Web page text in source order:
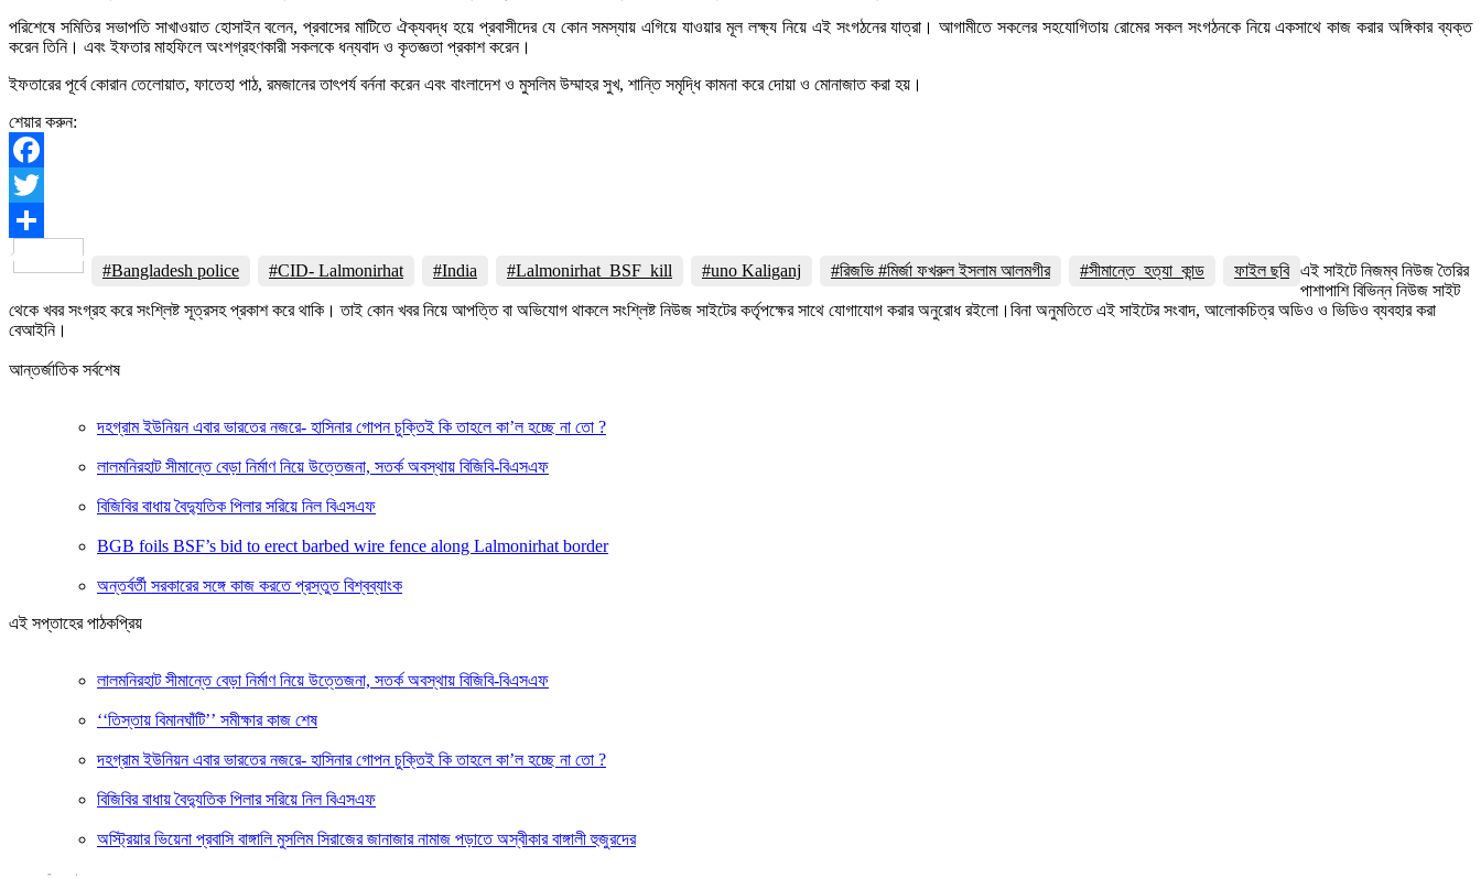
পরিশেষে সমিতির সভাপতি সাখাওয়াত হোসাইন বলেন, প্রবাসের মাটিতে ঐক্যবদ্ধ হয়ে প্রবাসীদের যে কোন সমস্যায় এগিয়ে যাওয়ার মূল লক্ষ্য নিয়ে এই সংগঠনের যাত্রা। আগামীতে সকলের সহযোগিতায় রোমের সকল সংগঠনকে নিয়ে একসাথে কাজ করার অঙ্গিকার ব্যক্ত
করেন তিনি। এবং ইফতার মাহফিলে অংশগ্রহণকারী সকলকে ধন্যবাদ ও কৃতজ্ঞতা প্রকাশ করেন।
ইফতারের পূর্বে কোরান তেলোয়াত, ফাতেহা পাঠ, রমজানের তাৎপর্য বর্ননা করেন এবং বাংলাদেশ ও মুসলিম উম্মাহর সুখ, শান্তি সমৃদ্ধি কামনা করে দোয়া ও মোনাজাত করা হয়।
শেয়ার করুন:
Facebook
Twitter
#Bangladesh police
#CID- Lalmonirhat #India #Lalmonirhat_BSF_kill #uno Kaliganj #রিজভি #মির্জা ফখরুল ইসলাম আলমগীর #সীমান্তে_হত্যা_কান্ড ফাইল ছবি এই সাইটে নিজম্ব নিউজ তৈরির
পাশাপাশি বিভিন্ন নিউজ সাইট
থেকে খবর সংগ্রহ করে সংশ্লিষ্ট সূত্রসহ প্রকাশ করে থাকি। তাই কোন খবর নিয়ে আপত্তি বা অভিযোগ থাকলে সংশ্লিষ্ট নিউজ সাইটের কর্তৃপক্ষের সাথে যোগাযোগ করার অনুরোধ রইলো।বিনা অনুমতিতে এই সাইটের সংবাদ, আলোকচিত্র অডিও ও ভিডিও ব্যবহার করা
বেআইনি।
আন্তর্জাতিক সর্বশেষ
দহগ্রাম ইউনিয়ন এবার ভারতের নজরে- হাসিনার গোপন চুক্তিই কি তাহলে কা’ল হচ্ছে না তো ?
লালমনিরহাট সীমান্তে বেড়া নির্মাণ নিয়ে উত্তেজনা, সতর্ক অবস্থায় বিজিবি-বিএসএফ
বিজিবির বাধায় বৈদ্যুতিক পিলার সরিয়ে নিল বিএসএফ
BGB foils BSF’s bid to erect barbed wire fence along Lalmonirhat border
অন্তর্বর্তী সরকারের সঙ্গে কাজ করতে প্রস্তুত বিশ্বব্যাংক
এই সপ্তাহের পাঠকপ্রিয়
লালমনিরহাট সীমান্তে বেড়া নির্মাণ নিয়ে উত্তেজনা, সতর্ক অবস্থায় বিজিবি-বিএসএফ
‘‘তিস্তায় বিমানঘাঁটি’’ সমীক্ষার কাজ শেষ
দহগ্রাম ইউনিয়ন এবার ভারতের নজরে- হাসিনার গোপন চুক্তিই কি তাহলে কা’ল হচ্ছে না তো ?
বিজিবির বাধায় বৈদ্যুতিক পিলার সরিয়ে নিল বিএসএফ
অস্ট্রিয়ার ভিয়েনা প্রবাসি বাঙ্গালি মুসলিম সিরাজের জানাজার নামাজ পড়াতে অস্বীকার বাঙ্গালী হুজুরদের